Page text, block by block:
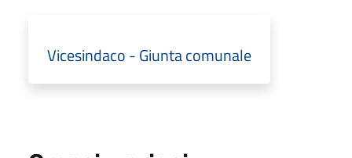
Vicesindaco - Giunta comunale